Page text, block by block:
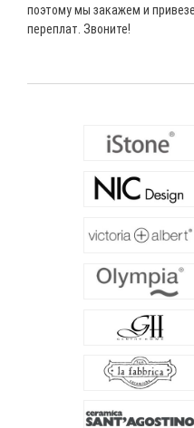
поэтому мы закажем и
переплат. Звоните!